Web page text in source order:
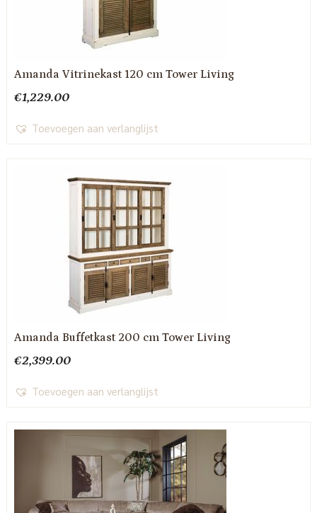
Amanda Vitrinekast 120 cm Tower Living
€1,229.00
Toevoegen aan verlanglijst
Amanda Buffetkast 200 cm Tower Living
€2,399.00
Toevoegen aan verlanglijst